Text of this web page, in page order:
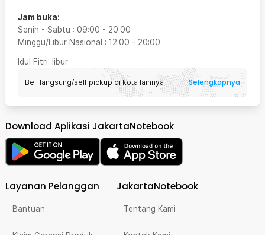
Jam buka:
Senin - Sabtu : 09:00 - 20:00
Minggu/Libur Nasional : 12:00 - 20:00
Idul Fitri: libur
Beli langsung/self pickup di kota lainnya Selengkapnya
Download Aplikasi JakartaNotebook
Layanan Pelanggan
Bantuan
JakartaNotebook
Tentang Kami